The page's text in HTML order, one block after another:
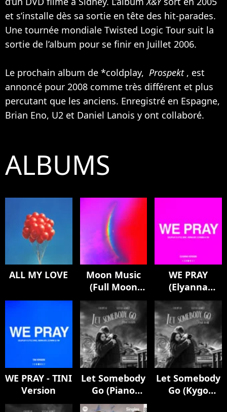
et s’installe dès sa sortie en tête des hit-parades.
Une tournée mondiale Twisted Logic Tour suit la
sortie de l’album pour se finir en Juillet 2006.
Le prochain album de *coldplay, Prospekt , est
annoncé pour 2008 comme très différent et plus
percutant que les anciens. Enregistré en Espagne,
Brian Eno, U2 et Daniel Lanois y ont collaboré.
ALBUMS
ALL MY LOVE
Moon Music
(Full Moon
Edition)
WE PRAY
(Elyanna
Version)
WE PRAY - TINI
Version
Let Somebody
Go (Piano
Version)
Let Somebody
Go (Kygo